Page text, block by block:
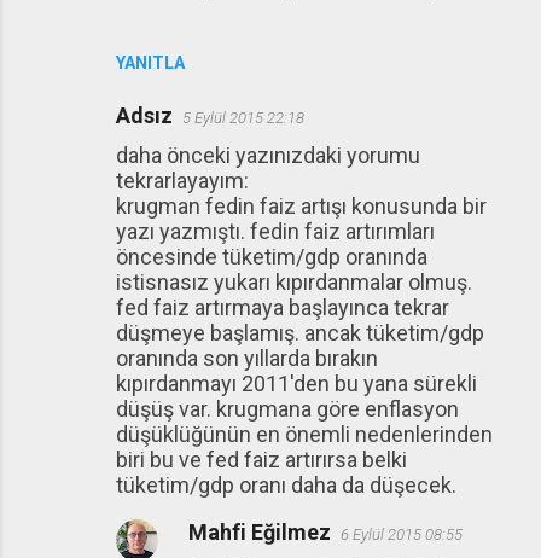
YANITLA
Adsız 5 Eylül 2015 22:18
daha önceki yazınızdaki yorumu
tekrarlayayım:
krugman fedin faiz artışı konusunda bir
yazı yazmıştı. fedin faiz artırımları
öncesinde tüketim/gdp oranında
istisnasız yukarı kıpırdanmalar olmuş.
fed faiz artırmaya başlayınca tekrar
düşmeye başlamış. ancak tüketim/gdp
oranında son yıllarda bırakın
kıpırdanmayı 2011'den bu yana sürekli
düşüş var. krugmana göre enflasyon
düşüklüğünün en önemli nedenlerinden
biri bu ve fed faiz artırırsa belki
tüketim/gdp oranı daha da düşecek.
Mahfi Eğilmez 6 Eylül 2015 08:55